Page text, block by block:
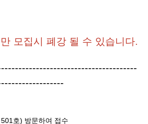
모집시 폐강 될 수 있습니다.
호) 방문하여 접수